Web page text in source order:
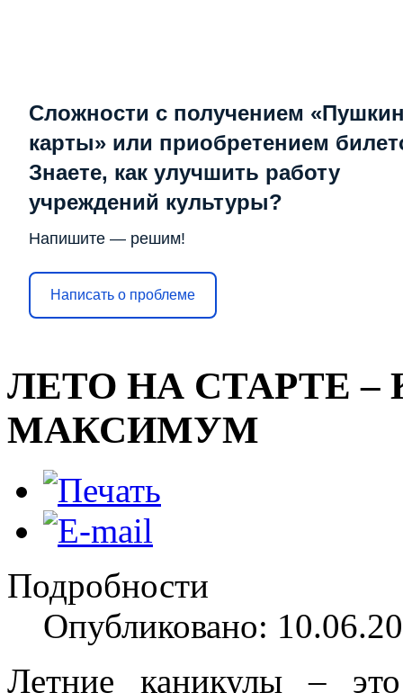
Сложности с получением
карты» или приобретением
Знаете, как улучшить работу
учреждений культуры?
Напишите — решим!
Написать о проблеме
ЛЕТО НА СТАРТЕ
МАКСИМУМ
Подробности
Опубликовано:
Летние каникулы –